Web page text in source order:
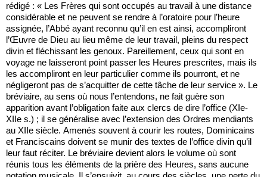
rédigé : « Les Frères qui sont occupés au travail à une distance
considérable et ne peuvent se rendre à l’oratoire pour l’heure
assignée, l’Abbé ayant reconnu qu’il en est ainsi, accompliront
l’Œuvre de Dieu au lieu même de leur travail, pleins du respect
divin et fléchissant les genoux. Pareillement, ceux qui sont en
voyage ne laisseront point passer les Heures prescrites, mais ils
les accompliront en leur particulier comme ils pourront, et ne
négligeront pas de s’acquitter de cette tâche de leur service ». Le
bréviaire, au sens où nous l’entendons, ne fait guère son
apparition avant l’obligation faite aux clercs de dire l’office (XIe-
XIIe s.) ; il se généralise avec l’extension des Ordres mendiants
au XIIe siècle. Amenés souvent à courir les routes, Dominicains
et Franciscains doivent se munir des textes de l’office divin qu’il
leur faut réciter. Le bréviaire devient alors le volume où sont
réunis tous les éléments de la prière des Heures, sans aucune